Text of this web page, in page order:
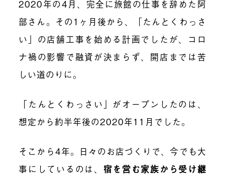
2020年の4月、完全に旅館の仕事を辞めた阿
部さん。その1ヶ月後から、「たんとくわっさ
い」の店舗工事を始める計画でしたが、コロ
ナ禍の影響で融資が決まらず、開店までは苦
しい道のりに。
「たんとくわっさい」がオープンしたのは、
想定から約半年後の2020年11月でした。
そこから4年。日々のお店づくりで、今でも大
事にしているのは、 宿を営む家族から受け継